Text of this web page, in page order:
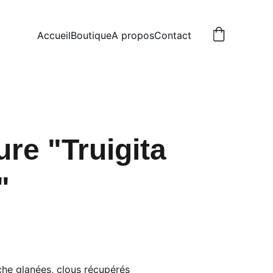
AccueilBoutiqueA proposContact
"Truigita
glanées, clous récupérés